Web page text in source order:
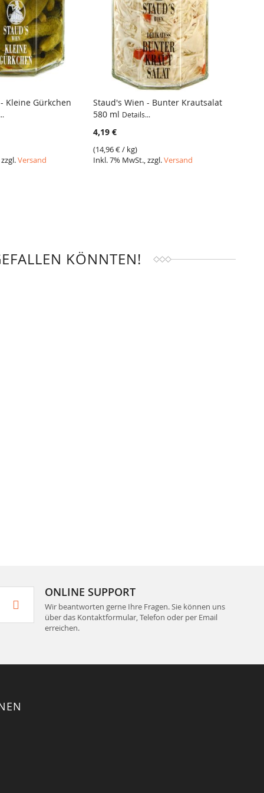
Kleine Gürkchen
Versand
VERGLEICH
Staud's Wien - Bunter Krautsalat
580 ml Details...
4,19 €
(14,96 €/ kg)
Inkl. 7% MwSt., zzgl.Versand
KÖNNTEN!
ONLINE SUPPORT
Wir beantworten gerne Ihre Fragen. Sie können uns
über das Kontaktformular, Telefon oder per Email
erreichen.